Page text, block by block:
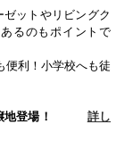
ットやリビングク
るのもポイントで
便利！小学校へも徒
分譲地登場！ 詳し